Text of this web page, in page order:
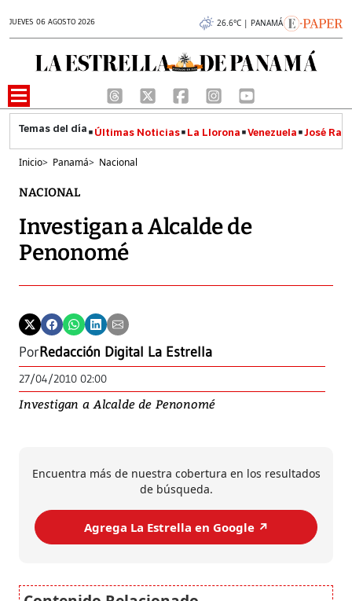
JUEVES 06 AGOSTO 2026 26.6°C | PANAMÁ
Últimas Noticias La Llorona Venezuela José
Inicio> Panamá> Nacional
NACIONAL
Investigan a Alcalde de
Penonomé
PorRedacción Digital La Estrella
27/04/2010 02:00
Investigan a Alcalde de Penonomé
Encuentra más de nuestra cobertura en los resultados
de búsqueda.
Agrega La Estrella en Google ↗️